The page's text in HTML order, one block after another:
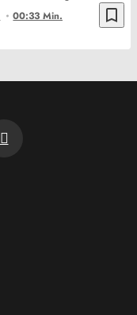
bookmark_border
00:33 Min.